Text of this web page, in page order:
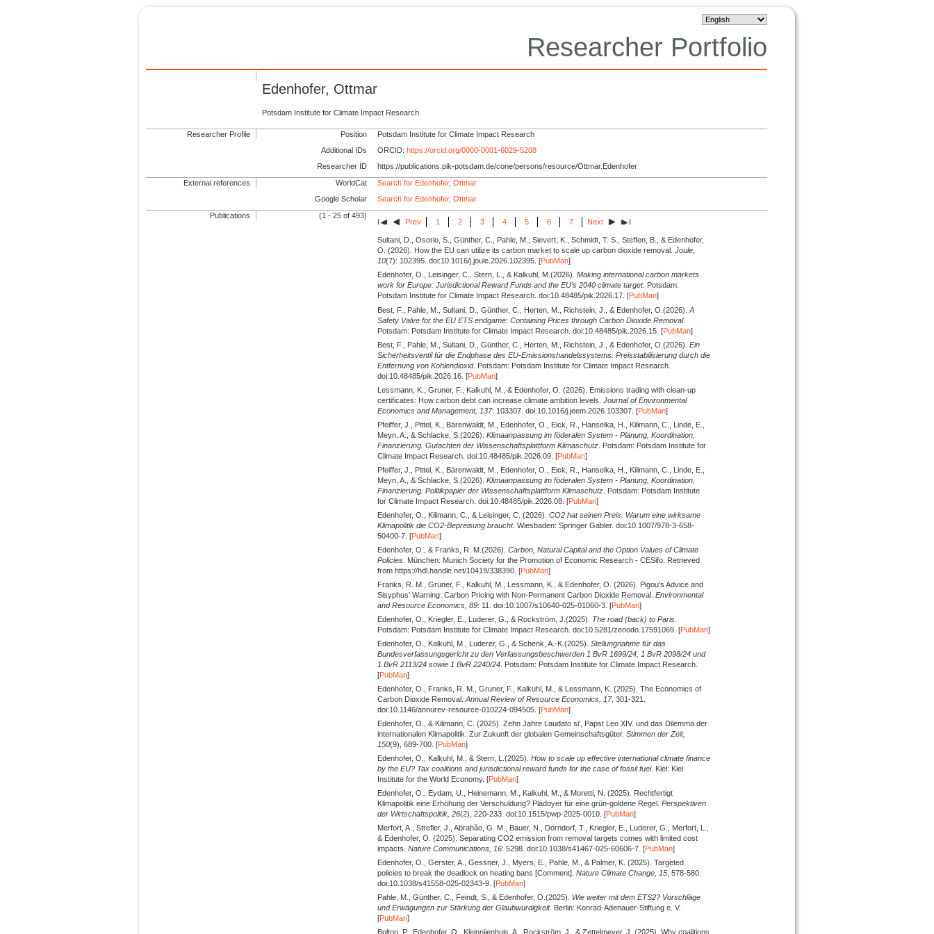
Researcher Portfolio
Edenhofer, Ottmar
Potsdam Institute for Climate Impact Research
Researcher Profile Position
Potsdam Institute for Climate Impact Research
Additional IDs
ORCID:https://orcid.org/0000-0001-6029-5208
Researcher ID
https://publications.pik-potsdam.de/cone/persons/resource/Ottmar.Edenhofer
External references WorldCat
Search for Edenhofer, Ottmar
Google Scholar
Search for Edenhofer, Ottmar
Publications (1 - 25 of 493)
Prev 1 2 3 4 5 6 7 Next
Sultani, D., Osorio, S., Günther, C., Pahle, M., Sievert, K., Schmidt, T. S., Steffen, B., & Edenhofer,
O.(2026). How the EU can utilize its carbon market to scale up carbon dioxide removal. Joule,
10(7): 102395. doi:10.1016/j.joule.2026.102395. [PubMan]
Edenhofer, O., Leisinger, C., Stern, L., & Kalkuhl, M.(2026). Making international carbon markets
work for Europe: Jurisdictional Reward Funds and the EU’s 2040 climate target. Potsdam:
Potsdam Institute for Climate Impact Research. doi:10.48485/pik.2026.17. [PubMan]
Best, F., Pahle, M., Sultani, D., Günther, C., Herten, M., Richstein, J., & Edenhofer, O.(2026).
A
Safety Valve for the EU ETS endgame: Containing Prices through Carbon Dioxide Removal.
Potsdam: Potsdam Institute for Climate Impact Research. doi:10.48485/pik.2026.15. [PubMan]
Best, F., Pahle, M., Sultani, D., Günther, C., Herten, M., Richstein, J., & Edenhofer, O.(2026).
Ein
Sicherheitsventil für die Endphase des EU-Emissionshandelssystems: Preisstabilisierung durch die
Entfernung von Kohlendioxid. Potsdam: Potsdam Institute for Climate Impact Research.
doi:10.48485/pik.2026.16. [PubMan]
Lessmann, K., Gruner, F., Kalkuhl, M., & Edenhofer, O.(2026).
Emissions trading with clean-up
certificates: How carbon debt can increase climate ambition levels. Journal of Environmental
Economics and Management, 137: 103307. doi:10.1016/j.jeem.2026.103307. [PubMan]
Pfeiffer, J., Pittel, K., Bärenwaldt, M., Edenhofer, O., Eick, R., Hanselka, H., Kilimann, C., Linde, E.,
Meyn, A., & Schlacke, S.(2026).
Klimaanpassung im föderalen System - Planung, Koordination,
Finanzierung. Gutachten der Wissenschaftsplattform Klimaschutz . Potsdam: Potsdam Institute for
Climate Impact Research. doi:10.48485/pik.2026.09. [PubMan]
Pfeiffer, J., Pittel, K., Bärenwaldt, M., Edenhofer, O., Eick, R., Hanselka, H., Kilimann, C., Linde, E.,
Meyn, A., & Schlacke, S.(2026).
Klimaanpassung im föderalen System - Planung, Koordination,
Finanzierung. Politikpapier der Wissenschaftsplattform Klimaschutz . Potsdam: Potsdam Institute
for Climate Impact Research. doi:10.48485/pik.2026.08. [PubMan]
Edenhofer, O., Kilimann, C., & Leisinger, C.(2026).
CO2 hat seinen Preis: Warum eine wirksame
Klimapolitik die CO2-Bepreisung braucht. Wiesbaden: Springer Gabler. doi:10.1007/978-3-658-
50400-7. [PubMan]
Edenhofer, O., & Franks, R. M.(2026).
Carbon, Natural Capital and the Option Values of Climate
Policies . München: Munich Society for the Promotion of Economic Research - CESifo. Retrieved
from https://hdl.handle.net/10419/338390. [PubMan]
Franks, R. M., Gruner, F., Kalkuhl, M., Lessmann, K., & Edenhofer, O.(2026).
Pigou's Advice and
Sisyphus’ Warning: Carbon Pricing with Non-Permanent Carbon Dioxide Removal. Environmental
and Resource Economics, 89: 11. doi:10.1007/s10640-025-01060-3. [PubMan]
Edenhofer, O., Kriegler, E., Luderer, G., & Rockström, J.(2025). The road (back) to Paris
Potsdam: Potsdam Institute for Climate Impact Research. doi:10.5281/zenodo.17591069. [PubMan]
Edenhofer, O., Kalkuhl, M., Luderer, G., & Schenk, A.-K.(2025).
Stellungnahme für das
Bundesverfassungsgericht zu den Verfassungsbeschwerden 1 BvR 1699/24, 1 BvR 2098/24 und
1 BvR 2113/24 sowie 1 BvR 2240/24 . Potsdam: Potsdam Institute for Climate Impact Research.
[PubMan]
Edenhofer, O., Franks, R. M., Gruner, F., Kalkuhl, M., & Lessmann, K.(2025). The Economics of
Carbon Dioxide Removal. Annual Review of Resource Economics, 17, 301-321.
doi:10.1146/annurev-resource-010224-094505. [PubMan]
Edenhofer, O., & Kilimann, C.(2025). Zehn Jahre Laudato si', Papst Leo XIV. und das Dilemma der
internationalen Klimapolitik: Zur Zukunft der globalen Gemeinschaftsgüter. Stimmen der Zeit,
150(9), 689-700. [PubMan]
Edenhofer, O., Kalkuhl, M., & Stern, L.(2025).
How to scale up effective international climate finance
by the EU? Tax coalitions and jurisdictional reward funds for the case of fossil fuel. Kiel: Kiel
Institute for the World Economy. [PubMan]
Edenhofer, O., Eydam, U., Heinemann, M., Kalkuhl, M., & Moretti, N.(2025).
Rechtfertigt
Klimapolitik eine Erhöhung der Verschuldung? Plädoyer für eine grün-goldene Regel. Perspektiven
der Wirtschaftspolitik, 26(2), 220-233. doi:10.1515/pwp-2025-0010. [PubMan]
Merfort, A., Strefler, J., Abrahão, G. M., Bauer, N., Dorndorf, T., Kriegler, E., Luderer, G., Merfort, L.,
& Edenhofer, O.(2025). Separating CO2 emission from removal targets comes with limited cost
impacts. Nature Communications, 16: 5298. doi:10.1038/s41467-025-60606-7. [PubMan]
Edenhofer, O., Gerster, A., Gessner, J., Myers, E., Pahle, M., & Palmer, K.(2025). Targeted
policies to break the deadlock on heating bans [Comment]. Nature Climate Change, 15 , 578-580.
doi:10.1038/s41558-025-02343-9. [PubMan]
Pahle, M., Günther, C., Feindt, S., & Edenhofer, O.(2025).
Wie weiter mit dem ETS2? Vorschläge
und Erwägungen zur Stärkung der Glaubwürdigkeit. Berlin: Konrad-Adenauer-Stiftung e. V.
[PubMan]
Bolton, P., Edenhofer, O., Kleinnijenhuis, A., Rockström, J., & Zettelmeyer, J.(2025). Why coalitions